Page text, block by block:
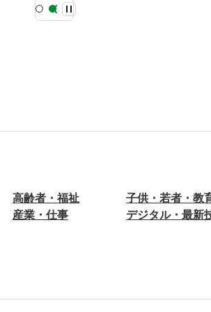
高齢者・福祉 子供・若者・教
産業・仕事 デジタル・最新